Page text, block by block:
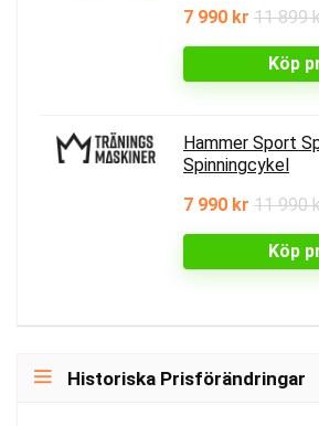
7 990 kr 11 899
Köp
Hammer Sport
Spinningcykel
7 990 kr 11 990
Köp
Historiska Prisförändringar